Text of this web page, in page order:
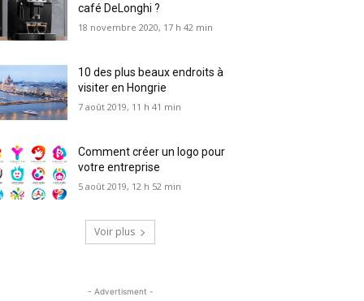
café DeLonghi ?
18 novembre 2020, 17 h 42 min
10 des plus beaux endroits à
visiter en Hongrie
7 août 2019, 11 h 41 min
Comment créer un logo pour
votre entreprise
5 août 2019, 12 h 52 min
Voir plus
- Advertisment -